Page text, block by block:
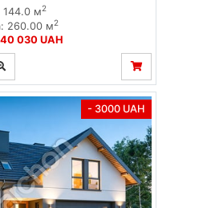
144.0 м2
260.00 м2
40 030 UAH
- 3000 UAH